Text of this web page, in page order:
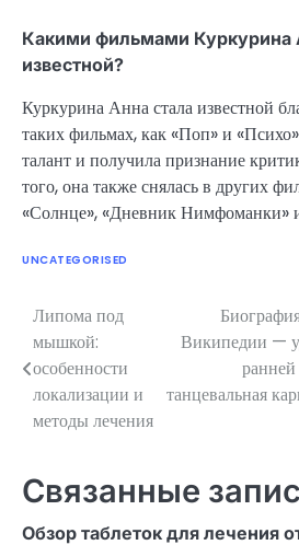
Какими фильмами Куркурина
известной?
Куркурина Анна стала известной
таких фильмах, как «Поп» и
талант и получила признание
того, она также снялась в других
«Солнце», «Дневник Нимфоманки»
UNCATEGORISED
Навигация
по
записям
Липома под
мышкой:
особенности
локализации и
методы лечения
Википедии —
танцевальная
Связанные
Обзор таблеток для лечения